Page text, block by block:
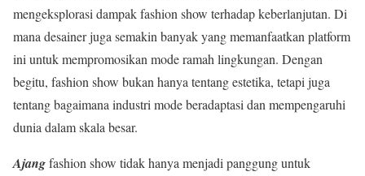
mengeksplorasi dampak fashion show terhadap keberlanjutan. Di
mana desainer juga semakin banyak yang memanfaatkan platform
ini untuk mempromosikan mode ramah lingkungan. Dengan
begitu, fashion show bukan hanya tentang estetika, tetapi juga
tentang bagaimana industri mode beradaptasi dan mempengaruhi
dunia dalam skala besar.
Ajangfashion show tidak hanya menjadi panggung untuk